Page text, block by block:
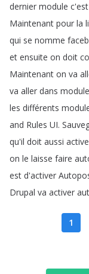
dernier module c'est
Maintenant pour la
qui se nomme
et ensuite on doit
Maintenant on va
va aller dans module
les différents
and Rules UI.
qu'il doit aussi
on le laisse faire
est d'activer
Drupal va activer
1